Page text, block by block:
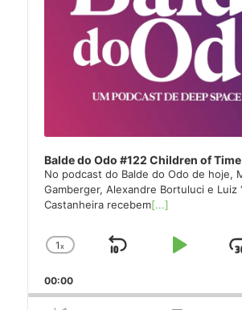
Balde do Odo #122 Children of Time
No podcast do Balde do Odo de hoje,
Gamberger, Alexandre Bortuluci e Luiz
Castanheira recebem[...]
Change
Rate
1x
Skip
Play
00:00